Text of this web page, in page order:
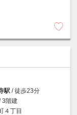
駅 / 徒歩23分
3階建
４丁目